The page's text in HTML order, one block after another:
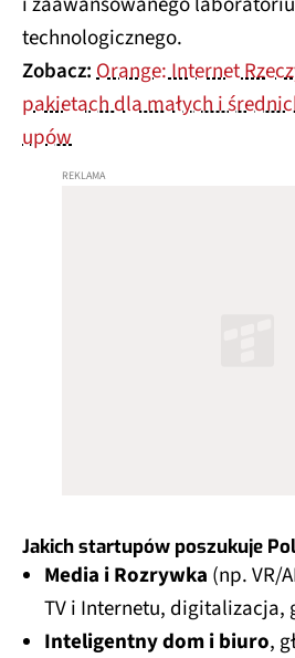
technologicznego.
Zobacz:Orange: Internet
pakietach dla małych i
upów
Jakich startupów poszukuje
Media i Rozrywka (np. VR/
TV i Internetu, digitalizacja,
Inteligentny dom i biuro,